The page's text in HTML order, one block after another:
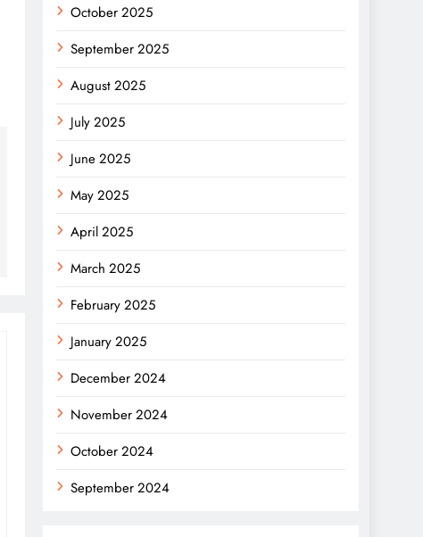
October 2025
September 2025
August 2025
July 2025
June 2025
May 2025
April 2025
March 2025
February 2025
January 2025
December 2024
November 2024
October 2024
September 2024